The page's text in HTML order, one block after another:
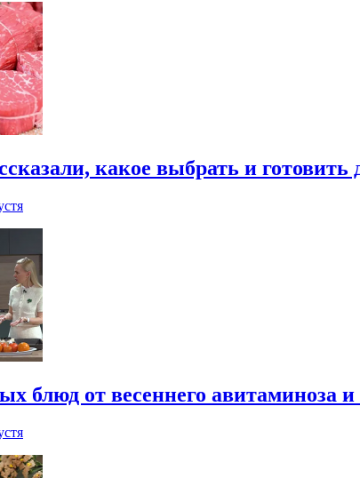
какое выбрать и готовить
блюд от весеннего авитаминоза